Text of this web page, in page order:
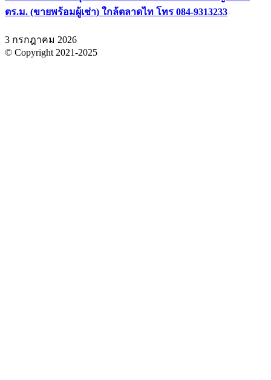
ตร.ม. (ขายพร้อมผู้เช่า) ใกล้ตลาดไท โทร 084-9313233
3 กรกฎาคม 2026
© Copyright 2021-2025